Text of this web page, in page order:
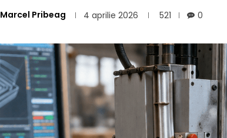
Marcel Pribeag 4 aprilie 2026 521 0